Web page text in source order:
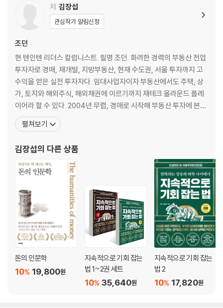
10장 아마존, 쿠팡은 왜 배송에 목숨을 거나?
오프라인이 빠르게 온라인으로 대체된다
11장 디플레이션 시대의 주식, 부동산 투자법
2부 투자의 미래_기본편
: 가장 빨리 100% 부자 되는 불변의 법칙
12장 자본주의에서, 중산층은 왜 몰락할 수밖에 없는 운명인가
13장 디플레이션 시대 주식, 부동산의 미래
14장 디플레이션 한국, 투자자는 이제 어디로 향해야 하나?
16장 Fed(미국 연방준비이사회)의 양적완화가 주가의 상승과 하락을 결
정한다
Fed의 양적완화와 주가의 상승 간에는 어떤 관련이 있는가? | 왜 양적완
17장 그 많은 돈은 다 어디로 갔나?
18장 공황을 피해 규모 가변적인 시장에 참여하라
19장 글로벌 ‘공황’을 모르면 부동산도 주식도 결코 성공할 수 없다
20장 공황이 오면 부동산과 주식은 얼마나 크게 떨어지는가?
21장 나스닥지수에 -3%가 뜨고 다음날 분석
22장 나스닥지수에 -3%가 뜨면 이후 어떻게 대처해야 하는가?
23장 왜 나스닥과 -3%인가?
24장 매뉴얼 정리_투자자를 살리고 가장 빠른 속도로 부자가 되는 법
저 김장섭
관심작가 알림신청
조던
현 텐인텐 리더스 칼럼니스트. 필명 조던. 화려한 경력의 부동산 전업
투자자로 경매, 재개발, 지방부동산, 현재 수도권, 서울 투자까지 고
수익을 얻은 실전 투자자다. 임대사업자이자 부동산에서도 주택, 상
가, 토지와 해외주식, 해외채권에 이르기까지 재테크 올라운드 플레
이어라 할 수 있다. 2004년 무렵, 경매로 시작해 부동산 투자에 본격
적으로 뛰어들었다. 재개발에 뛰어든 계기는 이미 포화된 경매시장에
서 남다른 수익을 거두려한 틈새투자 방법이었다. 2007년도 재개발
었다. 2008년도 금융위기 전 재개발 투자
펼쳐보기
김장섭의 다른 상품
돈의 인문학
19,800원
10%
지속적으로 기회 잡는
법 1~2권 세트
35,640원
10%
지속적으로 기회 잡는
법 2
17,820원
10%